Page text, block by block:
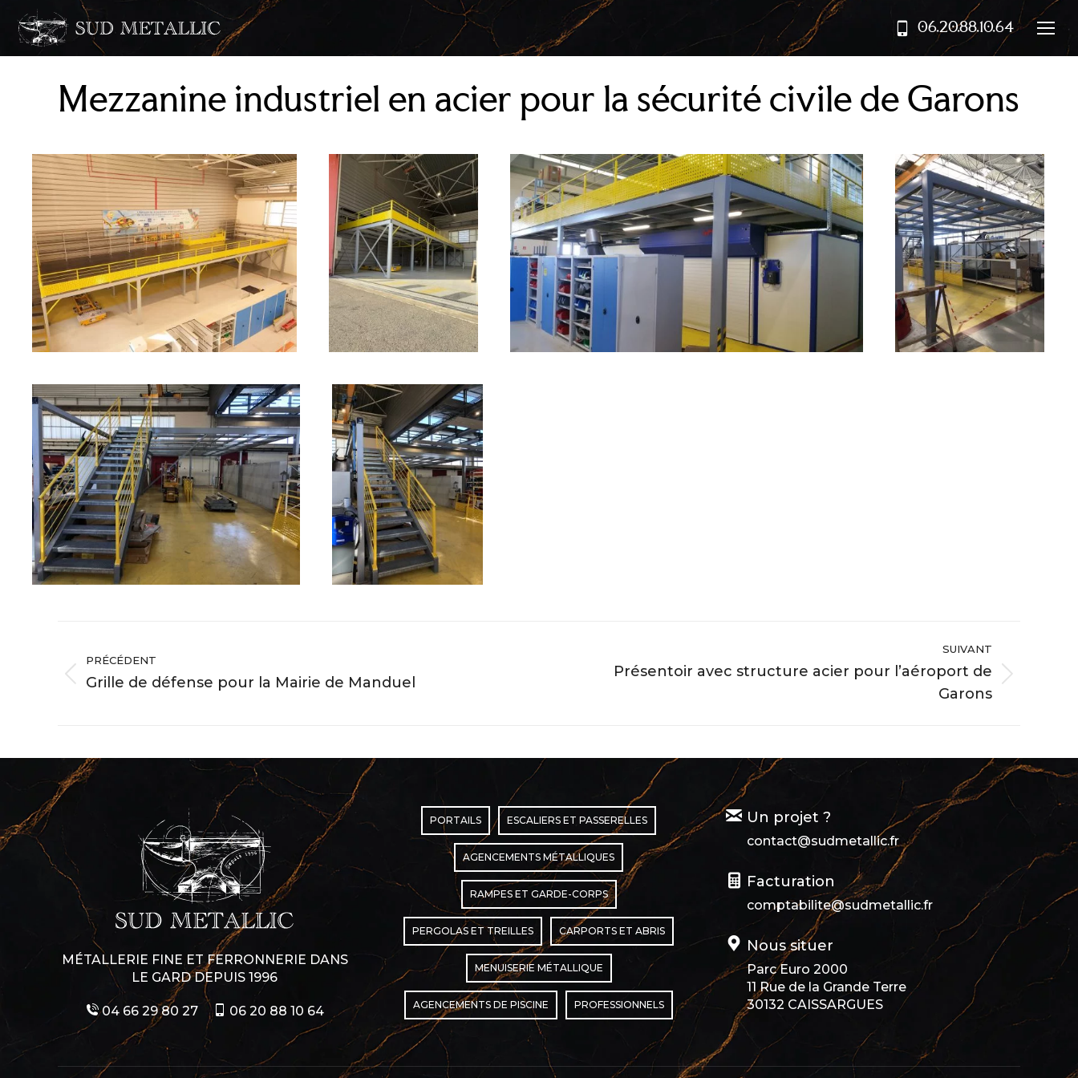
06.20.88.10.64
Mezzanine industriel en acier pour la sécurité civile de Garons
album
PRÉCÉDENT
Album
Grille de défense pour la Mairie de Manduel
SUIVANT
Présentoir avec structure acier pour l’aéroport de
Garons
MÉTALLERIE FINE ET FERRONNERIE DANS
LE GARD DEPUIS 1996
04 66 29 80 27 06 20 88 10 64
PORTAILS ESCALIERS ET PASSERELLES
AGENCEMENTS MÉTALLIQUES
RAMPES ET GARDE-CORPS
PERGOLAS ET TREILLES CARPORTS ET ABRIS
MENUISERIE MÉTALLIQUE
AGENCEMENTS DE PISCINE PROFESSIONNELS
Un projet ?
contact@sudmetallic.fr
Facturation
comptabilite@sudmetallic.fr
Nous situer
Parc Euro 2000
11 Rue de la Grande Terre
30132 CAISSARGUES